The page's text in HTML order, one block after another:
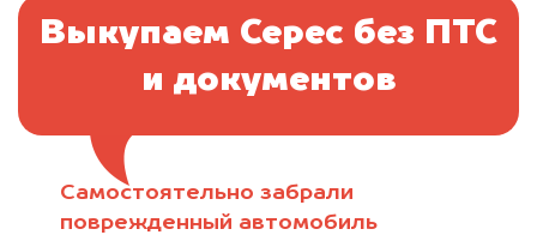
Самостоятельно забрали
поврежденный автомобиль
Выкупаем Серес без ПТС
и документов
Отправьте фотографии автомобиля — через